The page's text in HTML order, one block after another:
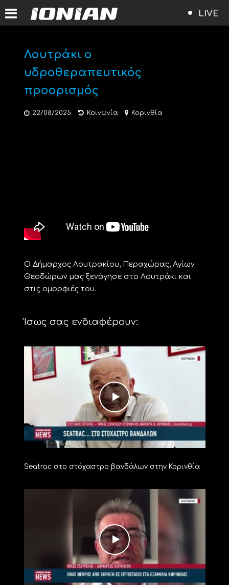
LIVE
Λουτράκι ο
υδροθεραπευτικός
προορισμός
22/08/2025 Κοινωνία Κορινθία
Ο Δήμαρχος Λουτρακίου, Περαχώρας, Αγίων
Θεοδώρων μας ξενάγησε στο Λουτράκι και
στις ομορφιές του.
Ίσως σας ενδιαφέρουν:
Seatrac στο στόχαστρο βανδάλων στην Κορινθία